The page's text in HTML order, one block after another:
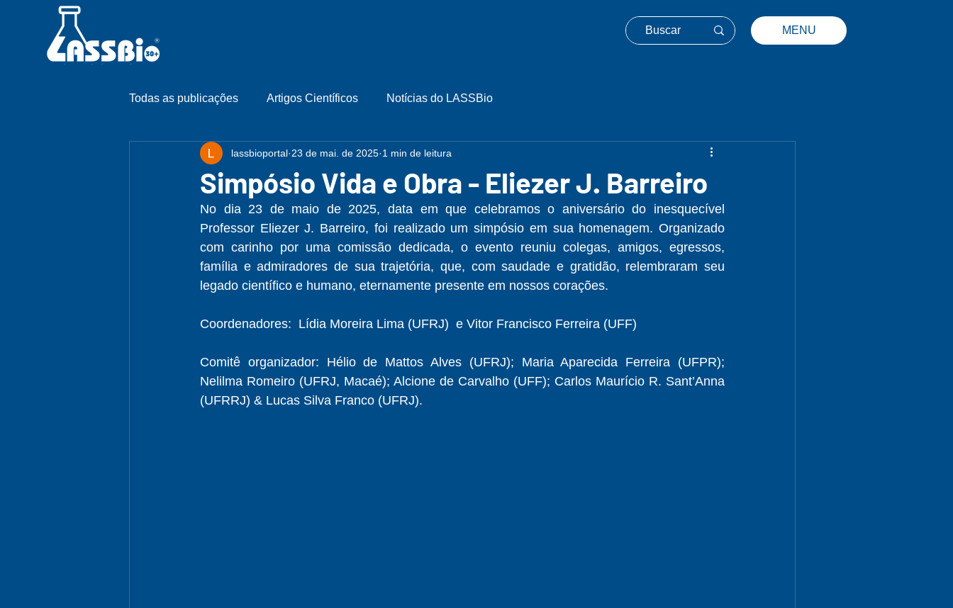
MENU
Todas as publicações Artigos Científicos Notícias do LASSBio
Simpósio Vida e Obra - Eliezer J. Barreiro
lassbioportal 23 de mai. de 2025 1 min de leitura
No dia 23 de maio de 2025, data em que celebramos o aniversário do inesquecível
Professor Eliezer J. Barreiro, foi realizado um simpósio em sua homenagem. Organizado
com carinho por uma comissão dedicada, o evento reuniu colegas, amigos, egressos,
família e admiradores de sua trajetória, que, com saudade e gratidão, relembraram seu
legado científico e humano, eternamente presente em nossos corações.
Coordenadores:  Lídia Moreira Lima (UFRJ)  e Vitor Francisco Ferreira (UFF)
Comitê organizador: Hélio de Mattos Alves (UFRJ); Maria Aparecida Ferreira (UFPR);
Nelilma Romeiro (UFRJ, Macaé); Alcione de Carvalho (UFF); Carlos Maurício R. Sant’Anna
(UFRRJ) & Lucas Silva Franco (UFRJ).